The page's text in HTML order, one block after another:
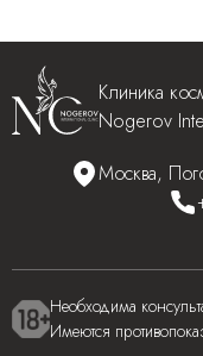
Клиника
Nogerov
Москва,
Необходима
Имеются